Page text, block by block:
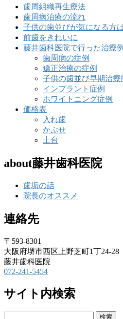
歯周組織再生療法
歯周病治療の流れ
子供の歯並びが気になる方
前歯をきれいに
藤井歯科医院で行った治療例
歯周病の症例
矯正治療の症例
子供の歯並び早期治療
インプラント症例
ホワイトニング症例
価格表
入れ歯
かぶせ
土台
about藤井歯科医院
歯垢の話
院長のオススメ
連絡先
〒593-8301
大阪府堺市西区上野芝町1丁24-28
藤井歯科医院
072-241-5454
サイト内検索